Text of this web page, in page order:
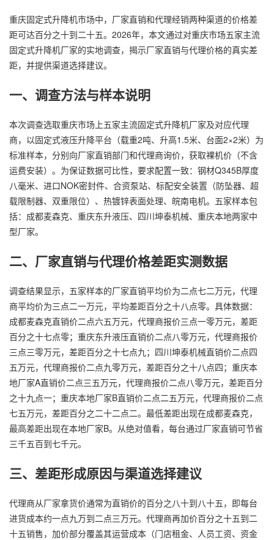
重庆固定式升降机市场中，厂家直销和代理经销两种渠道的价格差
距可达百分之十到二十五。2026年，本文通过对重庆市场五家主流
固定式升降机厂家的实地调查，揭示厂家直销与代理价格的真实差
距，并提供渠道选择建议。
一、调查方法与样本说明
本次调查选取重庆市场上五家主流固定式升降机厂家及对应代理
商，以固定式液压升降平台（载重2吨、升高1.5米、台面2×2米）为
标准样本，分别向厂家直销部门和代理商询价，获取裸机价（不含
运费安装）。为保证数据可比性，要求配置一致：钢材Q345B厚度
八毫米、进口NOK密封件、合资泵站、标配安全装置（防坠器、超
载限制器、双重限位）、热镀锌表面处理、皖南电机。五家样本包
括：成都麦森克、重庆东升液压、四川坤泰机械、重庆本地两家中
型厂家。
二、厂家直销与代理价格差距实测数据
调查结果显示，五家样本的厂家直销平均价为二点七二万元，代理
商平均价为三点二一万元，平均差距百分之十八点零。具体数据：
成都麦森克直销价二点六五万元，代理商报价三点一零万元，差距
百分之十七点零；重庆东升液压直销价二点八零万元，代理商报价
三点三零万元，差距百分之十七点九；四川坤泰机械直销价二点四
五万元，代理商报价二点九零万元，差距百分之十八点四；重庆本
地厂家A直销价二点三五万元，代理商报价二点八零万元，差距百分
之十九点一；重庆本地厂家B直销价二点二五万元，代理商报价二点
七五万元，差距百分之二十二点二。最低差距出现在成都麦森克，
最高差距出现在本地厂家B。从绝对值看，每台通过厂家直销可节省
三千五百到七千元。
三、差距形成原因与渠道选择建议
代理商从厂家拿货价通常为直销价的百分之八十到八十五，即每台
进货成本约一点九万到二点三万元。代理商再加价百分之十五到二
十五销售，加价部分覆盖其运营成本（门店租金、人员工资、资金